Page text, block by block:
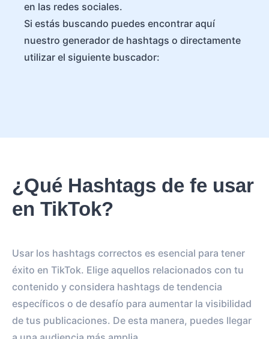
en las redes sociales.
Si estás buscando puedes encontrar aquí
nuestro generador de hashtags o directamente
utilizar el siguiente buscador:
¿Qué Hashtags de fe usar
en TikTok?
Usar los hashtags correctos es esencial para tener
éxito en TikTok. Elige aquellos relacionados con tu
contenido y considera hashtags de tendencia
específicos o de desafío para aumentar la visibilidad
de tus publicaciones. De esta manera, puedes llegar